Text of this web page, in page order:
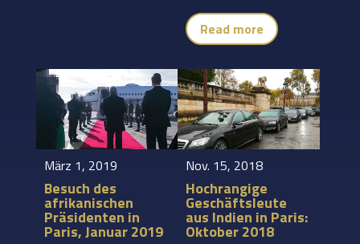
Read more
März 1, 2019
Besuch des
afrikanischen
Präsidenten in
Paris, Januar 2019
Nov. 15, 2018
Hochrangige
Geschäftsleute
aus Indien in Paris:
Oktober 2018